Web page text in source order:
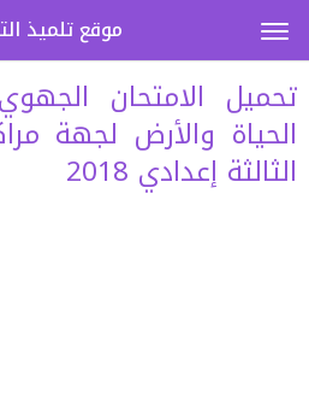
تحميل الامتحان
الحياة والأرض لجهة
الثالثة إعدادي 2018
موقع تلميذ